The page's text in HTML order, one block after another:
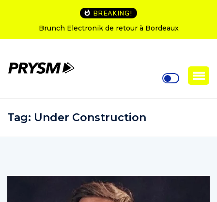
BREAKING!
Electronik de retour à Bordeaux
Tag: Under Construction